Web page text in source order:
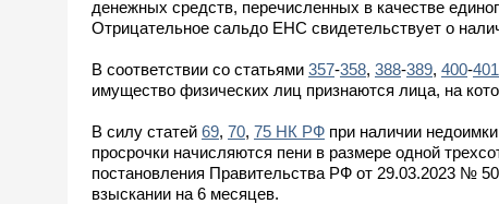
денежных средств, перечисленных в качестве
Отрицательное сальдо ЕНС свидетельствует о
В соответствии со статьями 357-358, 388-389, 400-
имущество физических лиц признаются лица, на
В силу статей 69, 70, 75 НК РФ при наличии
просрочки начисляются пени в размере одной
постановления Правительства РФ от 29.03.2023 №
взыскании на 6 месяцев.